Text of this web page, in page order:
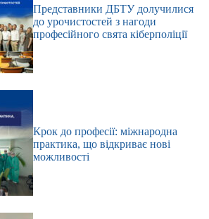
Представники ДБТУ долучилися
до урочистостей з нагоди
професійного свята кіберполіції
Крок до професії: міжнародна
практика, що відкриває нові
можливості